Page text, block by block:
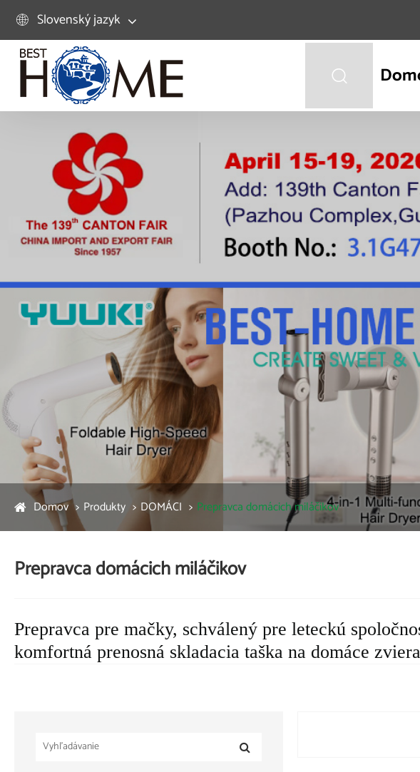
 Slovenský jazyk

Domov Produkty DOMÁCI Prepravca domácich miláčikov
Prepravca domácich miláčikov
Prepravca pre mačky, schválený pre leteckú
komfortná prenosná skladacia taška na domáce